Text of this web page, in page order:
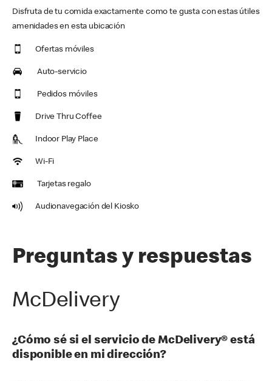
Disfruta de tu comida exactamente como te gusta con estas útiles
amenidades en esta ubicación
Ofertas móviles
Auto-servicio
Pedidos móviles
Drive Thru Coffee
Indoor Play Place
Wi-Fi
Tarjetas regalo
Audionavegación del Kiosko
Preguntas y respuestas
McDelivery
¿Cómo sé si el servicio de McDelivery® está
disponible en mi dirección?